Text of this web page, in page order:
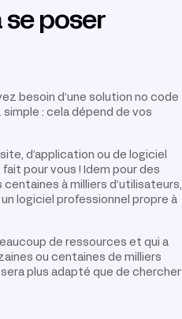
se poser
besoin d’une solution no code
: cela dépend de vos
d’application ou de logiciel
pour vous ! Idem pour des
à milliers d’utilisateurs,
logiciel professionnel propre à
de ressources et qui a
ou centaines de milliers
plus adapté que de chercher